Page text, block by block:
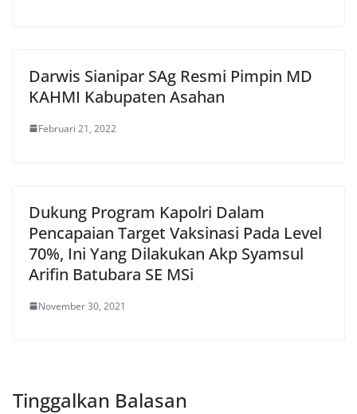
Darwis Sianipar SAg Resmi Pimpin MD
KAHMI Kabupaten Asahan
Februari 21, 2022
Dukung Program Kapolri Dalam
Pencapaian Target Vaksinasi Pada Level
70%, Ini Yang Dilakukan Akp Syamsul
Arifin Batubara SE MSi
November 30, 2021
Tinggalkan Balasan